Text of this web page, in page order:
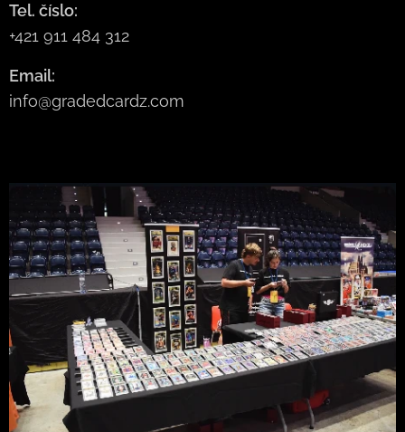
Tel. číslo:
+421 911 484 312
Email:
info@gradedcardz.com